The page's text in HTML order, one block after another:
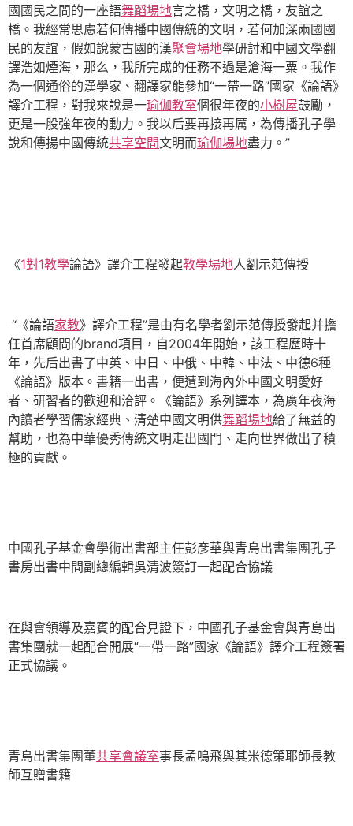
國國民之間的一座語舞蹈場地言之橋，文明之橋，友誼之
橋。我經常思慮若何傳播中國傳統的文明，若何加深兩國國
民的友誼，假如說蒙古國的漢聚會場地學研討和中國文學翻
譯浩如煙海，那么，我所完成的任務不過是滄海一粟。我作
為一個通俗的漢學家、翻譯家能參加“一帶一路”國家《論語》
譯介工程，對我來說是一瑜伽教室個很年夜的小樹屋鼓勵，
更是一股強年夜的動力。我以后要再接再厲，為傳播孔子學
說和傳揚中國傳統共享空間文明而瑜伽場地盡力。”
《1對1教學論語》譯介工程發起教學場地人劉示范傳授
“《論語家教》譯介工程”是由有名學者劉示范傳授發起并擔
任首席顧問的brand項目，自2004年開始，該工程歷時十
年，先后出書了中英、中日、中俄、中韓、中法、中德6種
《論語》版本。書籍一出書，便遭到海內外中國文明愛好
者、研習者的歡迎和洽評。《論語》系列譯本，為廣年夜海
內讀者學習儒家經典、清楚中國文明供舞蹈場地給了無益的
幫助，也為中華優秀傳統文明走出國門、走向世界做出了積
極的貢獻。
中國孔子基金會學術出書部主任彭彥華與青島出書集團孔子
書房出書中間副總編輯吳清波簽訂一起配合協議
在與會領導及嘉賓的配合見證下，中國孔子基金會與青島出
書集團就一起配合開展“一帶一路”國家《論語》譯介工程簽署
正式協議。
青島出書集團董共享會議室事長孟鳴飛與其米德策耶師長教
師互贈書籍